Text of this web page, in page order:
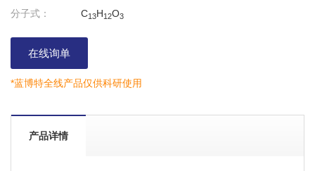
分子式：
C13H12O3
在线询单
*蓝博特全线产品仅供科研使用
产品详情